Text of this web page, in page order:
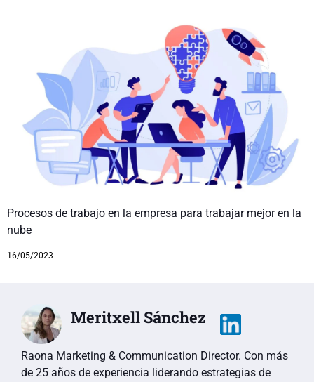
Procesos de trabajo en la empresa para trabajar mejor en la
nube
16/05/2023
Meritxell Sánchez
Raona Marketing & Communication Director. Con más
de 25 años de experiencia liderando estrategias de